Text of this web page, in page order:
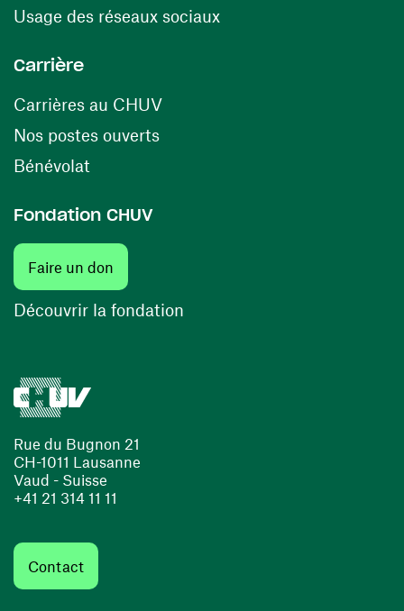
Rue du Bugnon 21
CH-1011 Lausanne
Vaud - Suisse
+41 21 314 11 11
Contact
Usage des réseaux sociaux(ouvre une nouvelle
Carrière
Carrières au CHUV(ouvre une nouvelle fenêtre)
Nos postes ouverts(ouvre une nouvelle fenêtre)
Bénévolat
Fondation CHUV
Faire un don
Découvrir la fondation